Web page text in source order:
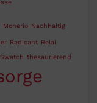
Monerio Nachhaltig
Radicant Relai
Swatch thesaurierend